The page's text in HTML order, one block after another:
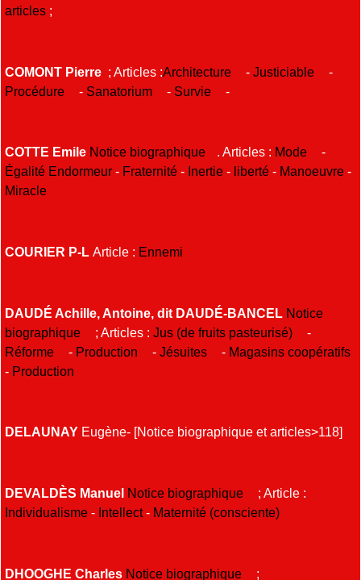
articles ;
COMONT Pierre ; Articles :Architecture - Justiciable
-
Procédure
- Sanatorium - Survie -
COTTE Emile Notice biographique . Articles : Mode
-
Égalité Endormeur - Fraternité - Inertie - liberté - Manoeuvre -
Miracle
COURIER P-L Article : Ennemi
DAUDÉ Achille, Antoine, dit DAUDÉ-BANCEL Notice
biographique
; Articles : Jus (de fruits pasteurisé)
-
Réforme
- Production - Jésuites - Magasins coopératifs
- Production
DELAUNAY Eugène- [Notice biographique et articles>118]
DEVALDÈS Manuel Notice biographique
; Article :
Individualisme - Intellect- Maternité (consciente)
DHOOGHE Charles Notice biographique ;